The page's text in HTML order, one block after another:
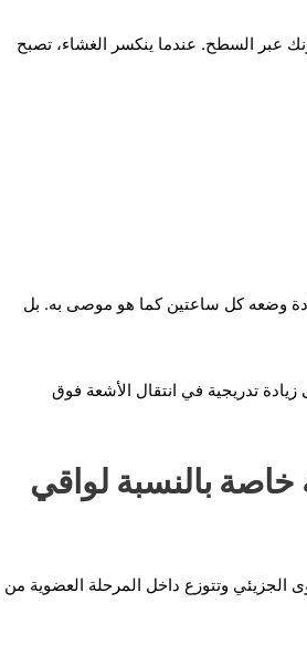
عبر السطح. عندما ينكسر الغشاء، تصبح
وضعه كل ساعتين كما هو موصى به. بل
تدريجية في انتقال الأشعة فوق
خاصة بالنسبة لواقي
الجزيئي وتتوزع داخل المرحلة العضوية من